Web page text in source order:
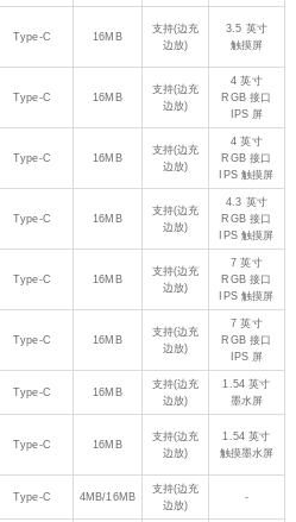
Type-C 16MB
支持(边充
边放)
3.5 英寸
触摸屏
Type-C 16MB
支持(边充
边放)
4 英寸
RGB 接口
IPS 屏
Type-C 16MB
支持(边充
边放)
4 英寸
RGB 接口
IPS 触摸屏
Type-C 16MB
支持(边充
边放)
4.3 英寸
RGB 接口
IPS 触摸屏
Type-C 16MB
支持(边充
边放)
7 英寸
RGB 接口
IPS 触摸屏
Type-C 16MB
支持(边充
边放)
7 英寸
RGB 接口
IPS 屏
Type-C 16MB
支持(边充
边放)
1.54 英寸
墨水屏
Type-C 16MB
支持(边充
边放)
1.54 英寸
触摸墨水屏
Type-C 4MB/16MB
支持(边充
边放)
-